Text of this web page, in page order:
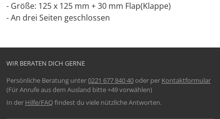
- Größe: 125 x 125 mm + 30 mm Flap(Klappe)
- An drei Seiten geschlossen
WIR BERATEN DICH GERNE
Persönliche Beratung unter0221 677 840 40oder per Kontaktformular
(Für Anrufe aus dem Ausland bitte +49 vorwählen)
In der Hilfe/FAQfindest du viele nützliche Antworten.